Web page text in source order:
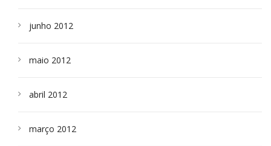
junho 2012
maio 2012
abril 2012
março 2012